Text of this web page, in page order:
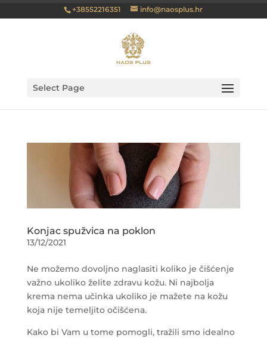
+38552216351 info@naosplus.hr
Select Page
Konjac spužvica na poklon
13/12/2021
Ne možemo dovoljno naglasiti koliko je čišćenje
važno ukoliko želite zdravu kožu. Ni najbolja
krema nema učinka ukoliko je mažete na kožu
koja nije temeljito očišćena.
Kako bi Vam u tome pomogli, tražili smo idealno